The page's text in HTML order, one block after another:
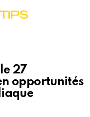
27
opportunités